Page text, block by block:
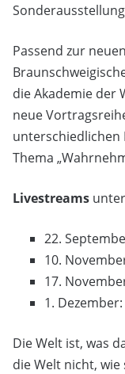
Sonderausstellung
Passend zur
die Akademie der
neue
unterschiedlichen
Thema
Livestreams unter
22.
10.
17.
1. Dezember:
Die Welt ist, was
die Welt nicht,